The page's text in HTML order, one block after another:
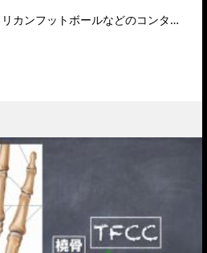
サッカーやラグビー、アメリカンフットボールなどのコンタクト、コリジョンスポーツと呼ばれる競技で多い「…